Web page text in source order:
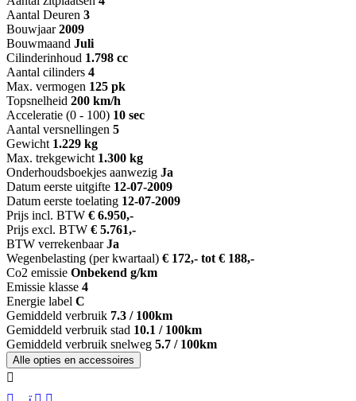
Aantal Deuren 3
Bouwjaar 2009
Bouwmaand Juli
Cilinderinhoud 1.798 cc
Aantal cilinders 4
Max. vermogen 125 pk
Topsnelheid 200 km/h
Acceleratie (0 - 100) 10 sec
Aantal versnellingen 5
Gewicht 1.229 kg
Max. trekgewicht 1.300 kg
Onderhoudsboekjes aanwezig Ja
Datum eerste uitgifte 12-07-2009
Datum eerste toelating 12-07-2009
Prijs incl. BTW € 6.950,-
Prijs excl. BTW € 5.761,-
BTW verrekenbaar Ja
Wegenbelasting (per kwartaal) € 172,- tot € 188,-
Co2 emissie Onbekend g/km
Emissie klasse 4
Energie label C
Gemiddeld verbruik 7.3 / 100km
Gemiddeld verbruik stad 10.1 / 100km
Gemiddeld verbruik snelweg 5.7 / 100km
Alle opties en accessoires